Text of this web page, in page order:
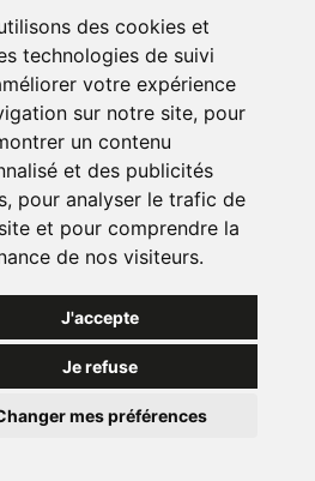
des cookies et
technologies de suivi
votre expérience
sur notre site, pour
un contenu
et des publicités
pour analyser le trafic de
et pour comprendre la
de nos visiteurs.
J'accepte
Je refuse
mes préférences
de 9h à 12h30
CONTACTER
Abachra - APB 521704 - N°
BE0882-700-592
MARQUES MENTIONS LÉGALES